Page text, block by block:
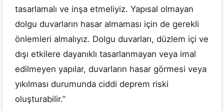
tasarlamalı ve inşa etmeliyiz. Yapısal olmayan
dolgu duvarların hasar almaması için de gerekli
önlemleri almalıyız. Dolgu duvarları, düzlem içi ve
dışı etkilere dayanıklı tasarlanmayan veya imal
edilmeyen yapılar, duvarların hasar görmesi veya
yıkılması durumunda ciddi deprem riski
oluşturabilir.”